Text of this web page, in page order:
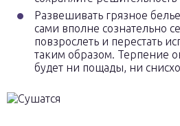
Развешивать грязное
сами вполне сознательно
повзрослеть и перестать
таким образом. Терпение
будет ни пощады, ни